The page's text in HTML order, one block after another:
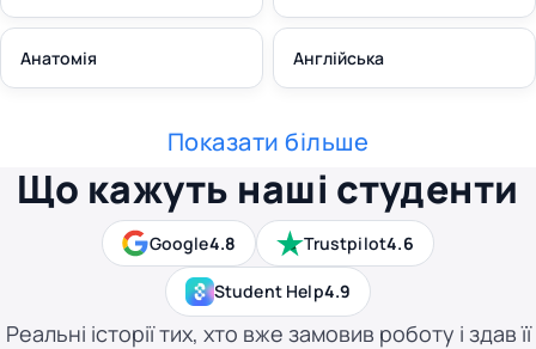
Анатомія Англійська
Показати більше
Google4.8 Trustpilot4.6
Student Help4.9
Що кажуть наші студенти
Реальні історії тих, хто вже замовив роботу і здав її